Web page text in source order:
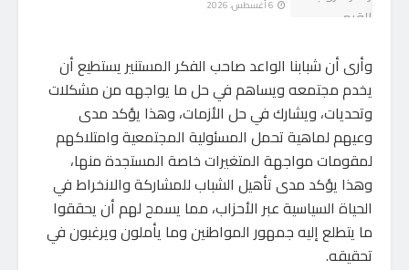
وأرى أن شبابنا الواعد صاحب الفكر المستنير يستطيع أن
يخدم مجتمعه ويساهم في حل ما يواجهه من مشكلات
وتحديات، ويشارك في حل الأزمات، وهذا يؤكد مدى
وعيهم لماهية تحمل المسئولية المجتمعية وامتلاكهم
لمقومات مواجهة المتغيرات خاصة المستجدة منها،
وهذا يؤكد مدى تأهيل الشباب للمشاركة والانخراط في
الحياة السياسية عبر الأحزاب، مما يسمح لهم أن يحققوا
ما يتطلع إليه جمهور المواطنين وما يأملون ويرغبون في
تحقيقه.